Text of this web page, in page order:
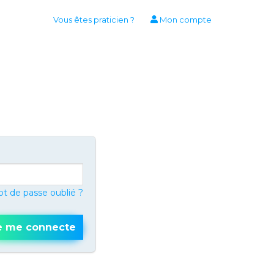
Vous êtes praticien ? Mon compte
de passe oublié ?
me connecte